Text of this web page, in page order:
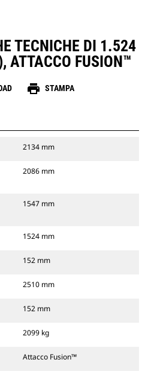
TECNICHE DI 1.524
ATTACCO FUSION™
print STAMPA
2134 mm
2086 mm
1547 mm
1524 mm
152 mm
2510 mm
152 mm
2099 kg
Attacco Fusion™